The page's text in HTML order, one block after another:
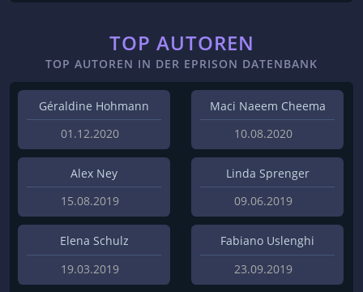
TOP AUTOREN
TOP AUTOREN IN DER EPRISON DATENBANK
Géraldine Hohmann
01.12.2020
Maci Naeem Cheema
10.08.2020
Alex Ney
15.08.2019
Linda Sprenger
09.06.2019
Elena Schulz
19.03.2019
Fabiano Uslenghi
23.09.2019